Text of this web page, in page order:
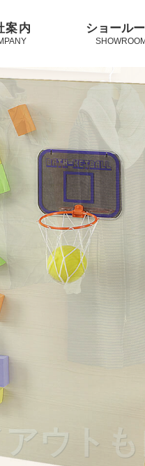
案内 ショール
SHOWROOM
使用
ウト